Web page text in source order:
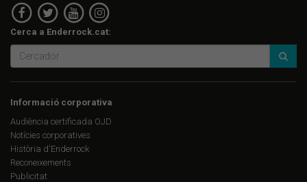
Cerca a Enderrock.cat:
Informació corporativa
Audiència certificada OJD
Notícies corporatives
Història d'Enderrock
Reconeixements
Publicitat